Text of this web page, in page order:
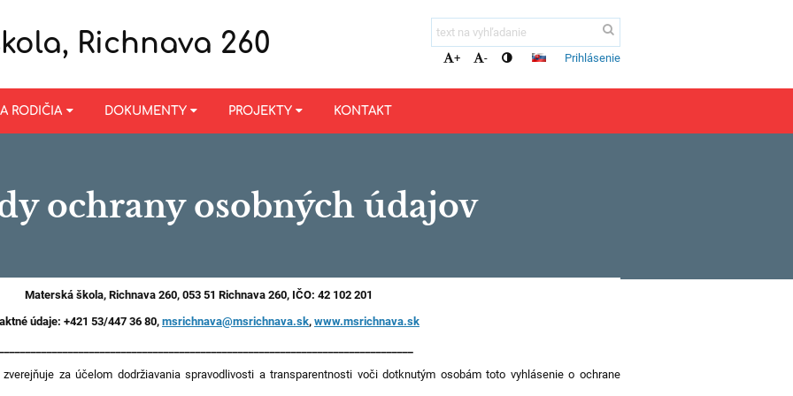
Richnava 260 + - Prihlásenie
RODIČIA DOKUMENTY PROJEKTY KONTAKT
ochrany osobných údajov
Materská škola, Richnava 260, 053 51 Richnava 260, IČO: 42 102 201
údaje: +421 53/447 36 80,msrichnava@msrichnava.sk, www.msrichnava.sk
za účelom dodržiavania spravodlivosti a transparentnosti voči dotknutým osobám toto vyhlásenie o ochrane